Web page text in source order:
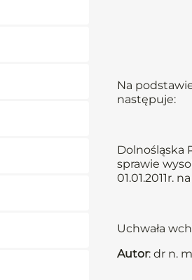
Na
następuje:
Dolnośląska
sprawie
01.01.2011r.
Uchwała
Autor: dr n.